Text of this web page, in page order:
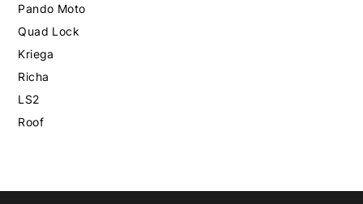
Pando Moto
Quad Lock
Kriega
Richa
LS2
Roof